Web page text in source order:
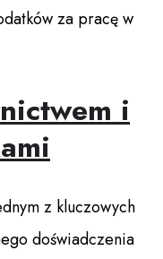
za pracę w
i
z kluczowych
doświadczenia